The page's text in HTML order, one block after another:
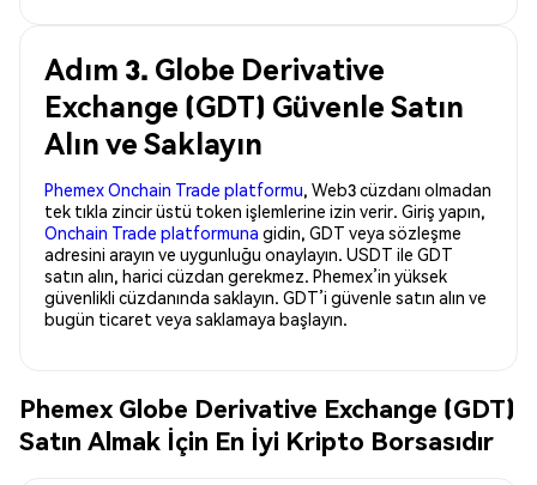
Adım 3. Globe Derivative
Exchange (GDT) Güvenle Satın
Alın ve Saklayın
Phemex Onchain Trade platformu, Web3 cüzdanı olmadan
tek tıkla zincir üstü token işlemlerine izin verir. Giriş yapın,
Onchain Trade platformuna gidin, GDT veya sözleşme
adresini arayın ve uygunluğu onaylayın. USDT ile GDT
satın alın, harici cüzdan gerekmez. Phemex’in yüksek
güvenlikli cüzdanında saklayın. GDT’i güvenle satın alın ve
bugün ticaret veya saklamaya başlayın.
Phemex Globe Derivative Exchange (GDT)
Satın Almak İçin En İyi Kripto Borsasıdır